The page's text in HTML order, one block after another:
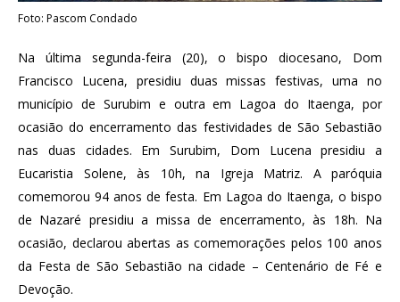
Foto: Pascom Condado
Na última segunda-feira (20), o bispo diocesano, Dom
Francisco Lucena, presidiu duas missas festivas, uma no
município de Surubim e outra em Lagoa do Itaenga, por
ocasião do encerramento das festividades de São Sebastião
nas duas cidades. Em Surubim, Dom Lucena presidiu a
Eucaristia Solene, às 10h, na Igreja Matriz. A paróquia
comemorou 94 anos de festa. Em Lagoa do Itaenga, o bispo
de Nazaré presidiu a missa de encerramento, às 18h. Na
ocasião, declarou abertas as comemorações pelos 100 anos
da Festa de São Sebastião na cidade – Centenário de Fé e
Devoção.